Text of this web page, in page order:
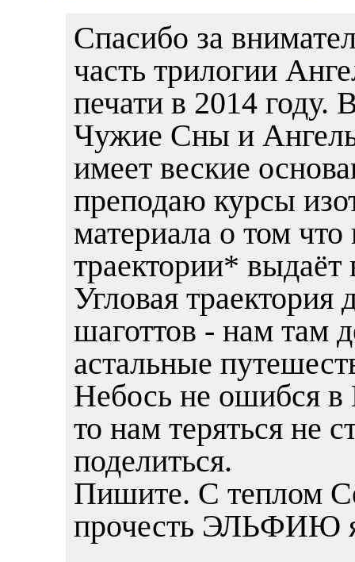
Спасибо за
часть трилогии
печати в 2014 году.
Чужие Сны и
имеет веские
преподаю курсы
материала о том
траектории* выдаёт
Угловая траектория
шаготтов - нам там
астальные
Небось не ошибся
то нам теряться не
поделиться.
Пишите. С теплом
прочесть ЭЛЬФИЮ